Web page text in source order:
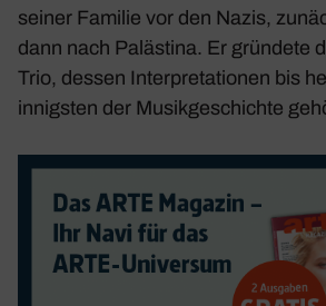
seiner Familie vor den Nazis,
dann nach Paläs­tina. Er grün­dete
Trio, dessen Inter­pre­ta­tionen bis
innigsten der Musik­ge­schichte